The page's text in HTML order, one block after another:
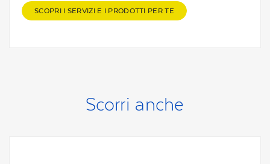
SCOPRI I SERVIZI E I PRODOTTI PER TE
Scorri anche